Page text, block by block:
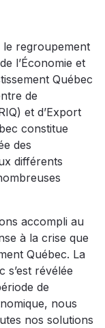
regroupement
l’Économie et
Québec
de
et d’Export
constitue
des
différents
accompli au
à la crise que
Québec. La
s’est révélée
de
nous
nos solutions